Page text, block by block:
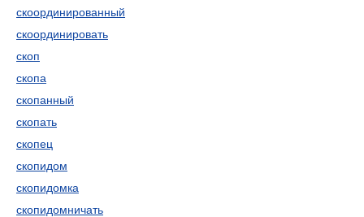
скоординированный
скоординировать
скоп
скопа
скопанный
скопать
скопец
скопидом
скопидомка
скопидомничать